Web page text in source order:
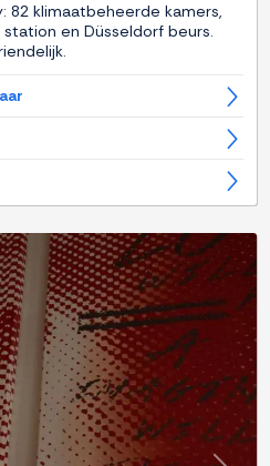
82 klimaatbeheerde kamers,
en Düsseldorf beurs.